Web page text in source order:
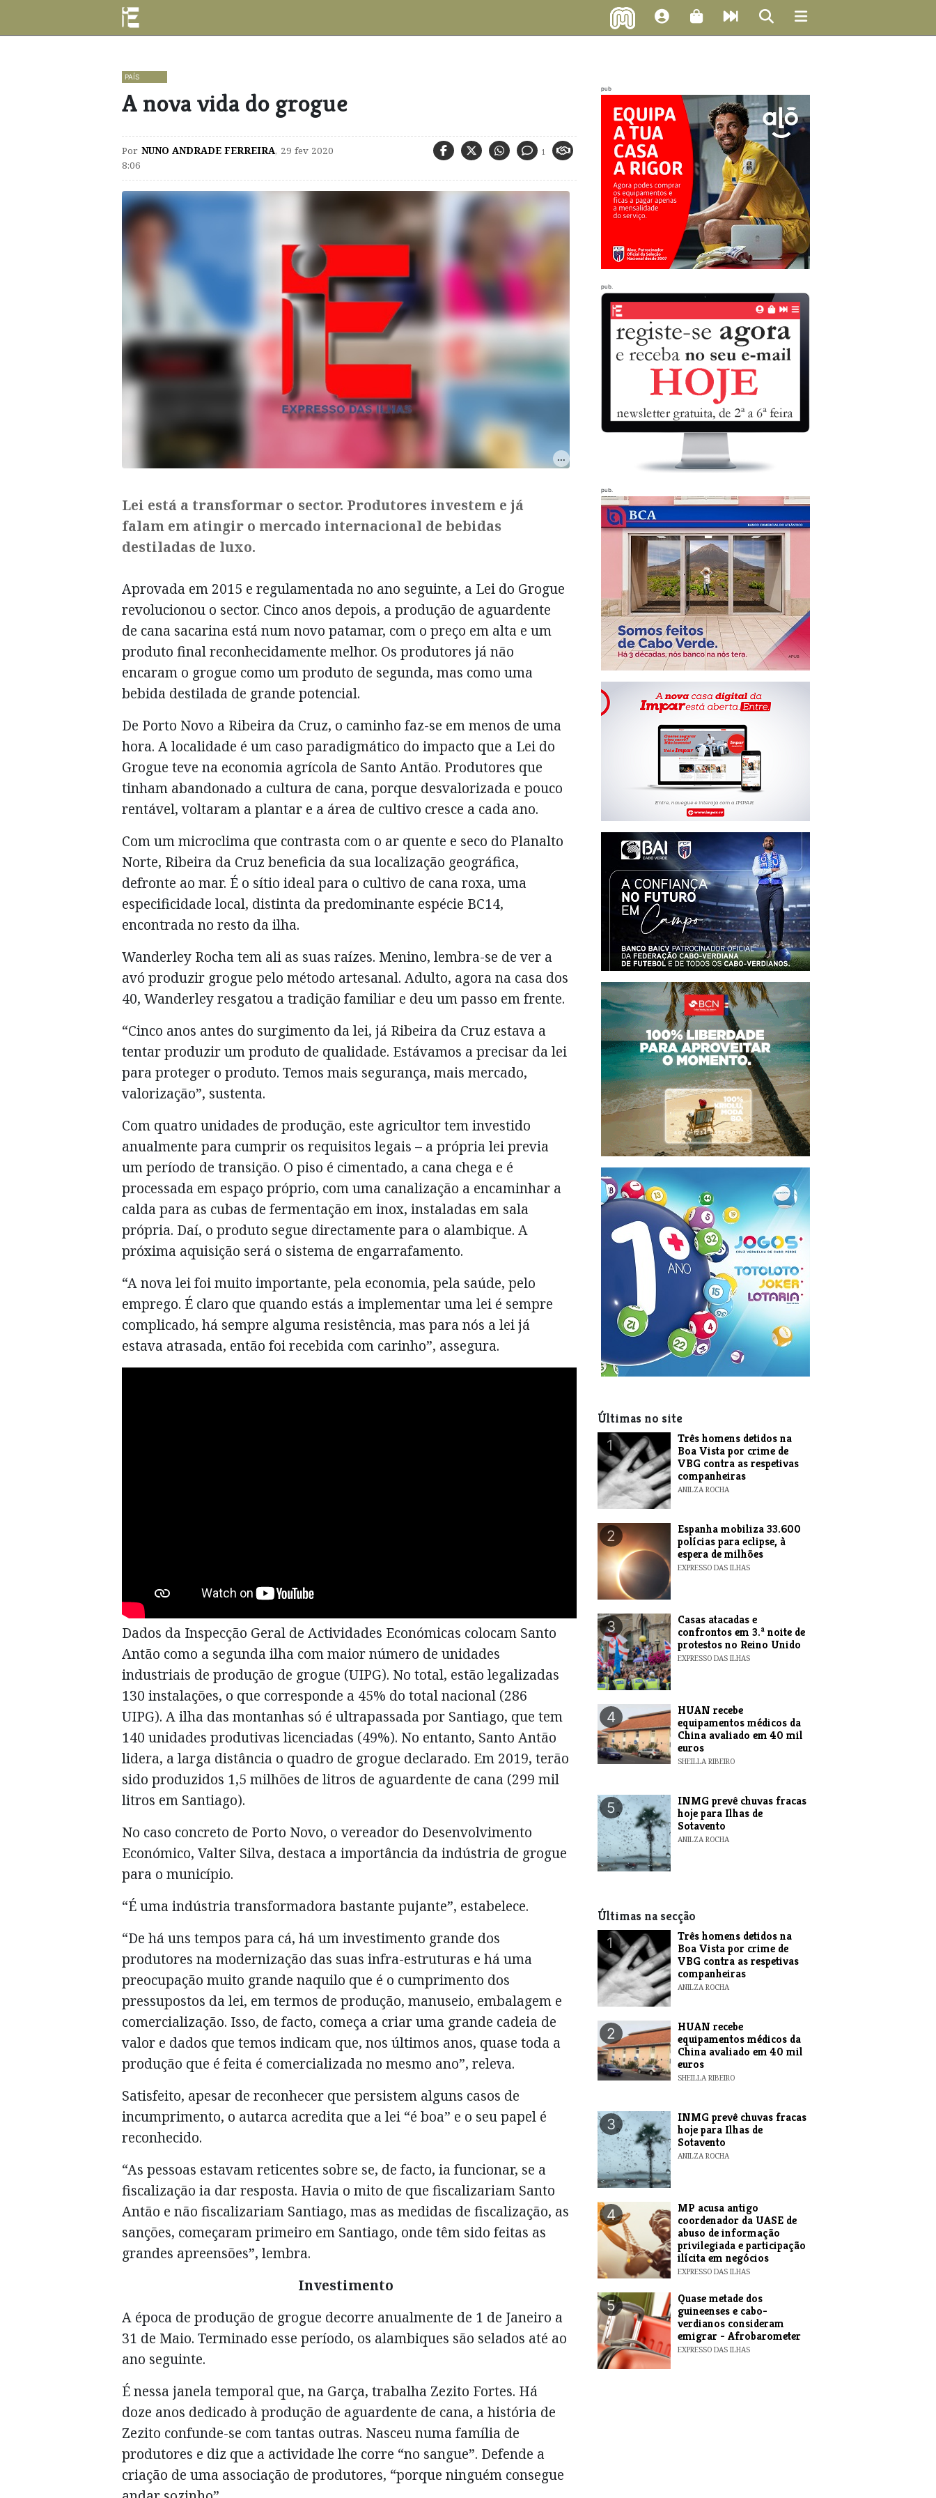
PAÍS
A nova vida do grogue
Por NUNO ANDRADE FERREIRA, 29 fev 2020
8:06
1
Lei está a transformar o sector. Produtores investem e já
falam em atingir o mercado internacional de bebidas
destiladas de luxo.
Aprovada em 2015 e regulamentada no ano seguinte, a Lei do Grogue
revolucionou o sector. Cinco anos depois, a produção de aguardente
de cana sacarina está num novo patamar, com o preço em alta e um
produto final reconhecidamente melhor. Os produtores já não
encaram o grogue como um produto de segunda, mas como uma
bebida destilada de grande potencial.
De Porto Novo a Ribeira da Cruz, o caminho faz-se em menos de uma
hora. A localidade é um caso paradigmático do impacto que a Lei do
Grogue teve na economia agrícola de Santo Antão. Produtores que
tinham abandonado a cultura de cana, porque desvalorizada e pouco
rentável, voltaram a plantar e a área de cultivo cresce a cada ano.
Com um microclima que contrasta com o ar quente e seco do Planalto
Norte, Ribeira da Cruz beneficia da sua localização geográfica,
defronte ao mar. É o sítio ideal para o cultivo de cana roxa, uma
especificidade local, distinta da predominante espécie BC14,
encontrada no resto da ilha.
Wanderley Rocha tem ali as suas raízes. Menino, lembra-se de ver a
avó produzir grogue pelo método artesanal. Adulto, agora na casa dos
40, Wanderley resgatou a tradição familiar e deu um passo em frente.
“Cinco anos antes do surgimento da lei, já Ribeira da Cruz estava a
tentar produzir um produto de qualidade. Estávamos a precisar da lei
para proteger o produto. Temos mais segurança, mais mercado,
valorização”, sustenta.
Com quatro unidades de produção, este agricultor tem investido
anualmente para cumprir os requisitos legais – a própria lei previa
um período de transição. O piso é cimentado, a cana chega e é
processada em espaço próprio, com uma canalização a encaminhar a
calda para as cubas de fermentação em inox, instaladas em sala
própria. Daí, o produto segue directamente para o alambique. A
próxima aquisição será o sistema de engarrafamento.
“A nova lei foi muito importante, pela economia, pela saúde, pelo
emprego. É claro que quando estás a implementar uma lei é sempre
complicado, há sempre alguma resistência, mas para nós a lei já
estava atrasada, então foi recebida com carinho”, assegura.
Dados da Inspecção Geral de Actividades Económicas colocam Santo
Antão como a segunda ilha com maior número de unidades
industriais de produção de grogue (UIPG). No total, estão legalizadas
130 instalações, o que corresponde a 45% do total nacional (286
UIPG). A ilha das montanhas só é ultrapassada por Santiago, que tem
140 unidades produtivas licenciadas (49%). No entanto, Santo Antão
lidera, a larga distância o quadro de grogue declarado. Em 2019, terão
sido produzidos 1,5 milhões de litros de aguardente de cana (299 mil
litros em Santiago).
No caso concreto de Porto Novo, o vereador do Desenvolvimento
Económico, Valter Silva, destaca a importância da indústria de grogue
para o município.
“É uma indústria transformadora bastante pujante”, estabelece.
“De há uns tempos para cá, há um investimento grande dos
produtores na modernização das suas infra-estruturas e há uma
preocupação muito grande naquilo que é o cumprimento dos
pressupostos da lei, em termos de produção, manuseio, embalagem e
comercialização. Isso, de facto, começa a criar uma grande cadeia de
valor e dados que temos indicam que, nos últimos anos, quase toda a
produção que é feita é comercializada no mesmo ano”, releva.
Satisfeito, apesar de reconhecer que persistem alguns casos de
incumprimento, o autarca acredita que a lei “é boa” e o seu papel é
reconhecido.
“As pessoas estavam reticentes sobre se, de facto, ia funcionar, se a
fiscalização ia dar resposta. Havia o mito de que fiscalizariam Santo
Antão e não fiscalizariam Santiago, mas as medidas de fiscalização, as
sanções, começaram primeiro em Santiago, onde têm sido feitas as
grandes apreensões”, lembra.
Investimento
A época de produção de grogue decorre anualmente de 1 de Janeiro a
31 de Maio. Terminado esse período, os alambiques são selados até ao
ano seguinte.
É nessa janela temporal que, na Garça, trabalha Zezito Fortes. Há
doze anos dedicado à produção de aguardente de cana, a história de
Zezito confunde-se com tantas outras. Nasceu numa família de
produtores e diz que a actividade lhe corre “no sangue”. Defende a
criação de uma associação de produtores, “porque ninguém consegue
pub
pub.
pub.
Últimas no site
1
Três homens detidos na
Boa Vista por crime de
VBG contra as respetivas
companheiras
ANILZA ROCHA
2
Espanha mobiliza 33.600
polícias para eclipse, à
espera de milhões
EXPRESSO DAS ILHAS
3
Casas atacadas e
confrontos em 3.ª noite de
protestos no Reino Unido
EXPRESSO DAS ILHAS
4
HUAN recebe
equipamentos médicos da
China avaliado em 40 mil
euros
SHEILLA RIBEIRO
5
INMG prevê chuvas fracas
hoje para Ilhas de
Sotavento
ANILZA ROCHA
Últimas na secção
1
Três homens detidos na
Boa Vista por crime de
VBG contra as respetivas
companheiras
ANILZA ROCHA
2
HUAN recebe
equipamentos médicos da
China avaliado em 40 mil
euros
SHEILLA RIBEIRO
3
INMG prevê chuvas fracas
hoje para Ilhas de
Sotavento
ANILZA ROCHA
4
MP acusa antigo
coordenador da UASE de
abuso de informação
privilegiada e participação
ilícita em negócios
EXPRESSO DAS ILHAS
5
Quase metade dos
guineenses e cabo-
verdianos consideram
emigrar - Afrobarometer
EXPRESSO DAS ILHAS